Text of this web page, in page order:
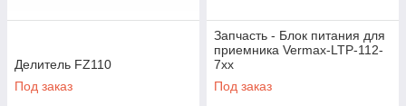
Делитель FZ110
Под заказ
Запчасть - Блок питания для
приемника Vermax-LTP-112-
7хх
Под заказ